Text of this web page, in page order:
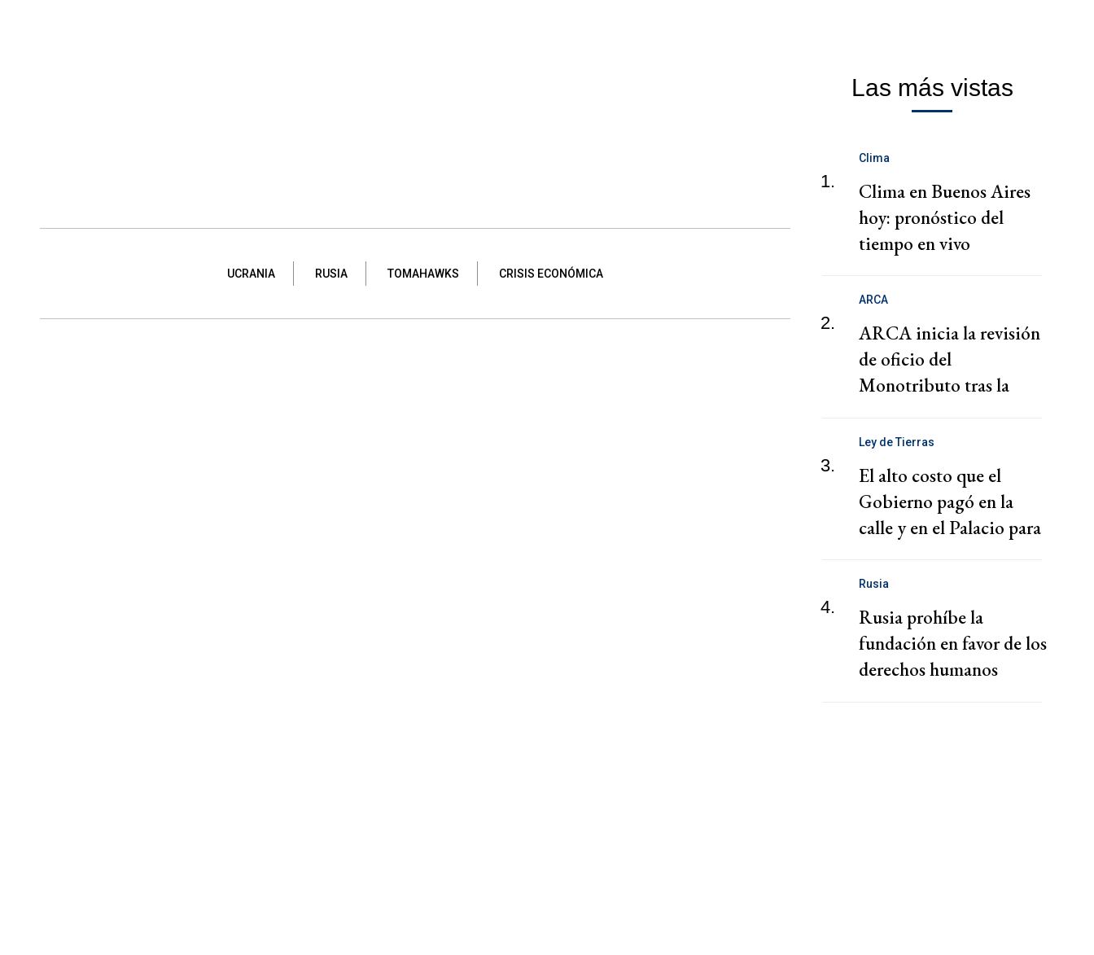
UCRANIA RUSIA TOMAHAWKS CRISIS ECONÓMICA
Las más vistas
1.
Clima
Clima en Buenos Aires
hoy: pronóstico del
tiempo en vivo
2.
ARCA
ARCA inicia la revisión
de oficio del
Monotributo tras la
3.
Ley de Tierras
El alto costo que el
Gobierno pagó en la
calle y en el Palacio para
4.
Rusia
Rusia prohíbe la
fundación en favor de los
derechos humanos